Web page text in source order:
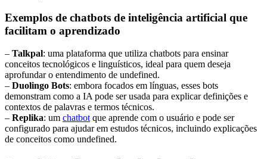
Exemplos de chatbots de inteligência artificial que
facilitam o aprendizado
– Talkpal: uma plataforma que utiliza chatbots para ensinar
conceitos tecnológicos e linguísticos, ideal para quem deseja
aprofundar o entendimento de undefined.
– Duolingo Bots: embora focados em línguas, esses bots
demonstram como a IA pode ser usada para explicar definições e
contextos de palavras e termos técnicos.
– Replika: um chatbot que aprende com o usuário e pode ser
configurado para ajudar em estudos técnicos, incluindo explicações
de conceitos como undefined.